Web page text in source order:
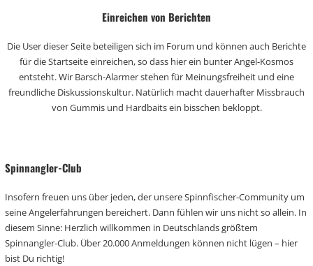
Einreichen von Berichten
Die User dieser Seite beteiligen sich im Forum und können auch Berichte
für die Startseite einreichen, so dass hier ein bunter Angel-Kosmos
entsteht. Wir Barsch-Alarmer stehen für Meinungsfreiheit und eine
freundliche Diskussionskultur. Natürlich macht dauerhafter Missbrauch
von Gummis und Hardbaits ein bisschen bekloppt.
Spinnangler-Club
Insofern freuen uns über jeden, der unsere Spinnfischer-Community um
seine Angelerfahrungen bereichert. Dann fühlen wir uns nicht so allein. In
diesem Sinne: Herzlich willkommen in Deutschlands größtem
Spinnangler-Club. Über 20.000 Anmeldungen können nicht lügen – hier
bist Du richtig!